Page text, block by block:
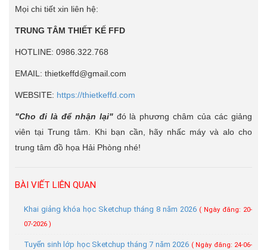
Mọi chi tiết xin liên hệ:
TRUNG TÂM THIẾT KẾ FFD
HOTLINE: 0986.322.768
EMAIL: thietkeffd@gmail.com
WEBSITE: https://thietkeffd.com
"Cho đi là để nhận lại"đó là phương châm của các giảng
viên tại Trung tâm. Khi bạn cần, hãy nhấc máy và alo cho
trung tâm đồ họa Hải Phòng nhé!
BÀI VIẾT LIÊN QUAN
Khai giảng khóa học Sketchup tháng 8 năm 2026 ( Ngày đăng: 20-
07-2026 )
Tuyển sinh lớp học Sketchup tháng 7 năm 2026 ( Ngày đăng: 24-06-